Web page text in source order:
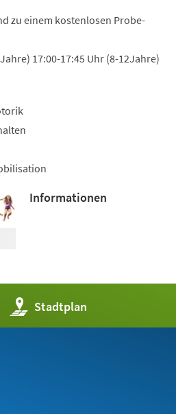
zu einem kostenlosen Probe-
17:00-17:45 Uhr (8-12Jahre)
Informationen
Stadtplan
(Öffnet
in
einem